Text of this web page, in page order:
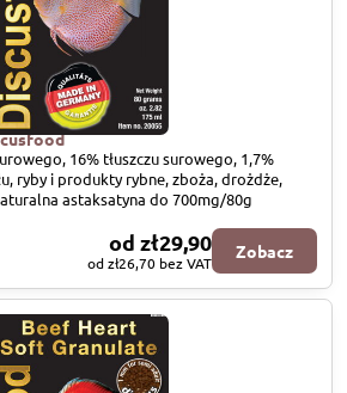
16% tłuszczu surowego, 1,7%
ryby i produkty rybne, zboża, drożdże,
astaksatyna do 700mg/80g
od zł29,90
od zł26,70 bez VAT
Zobacz